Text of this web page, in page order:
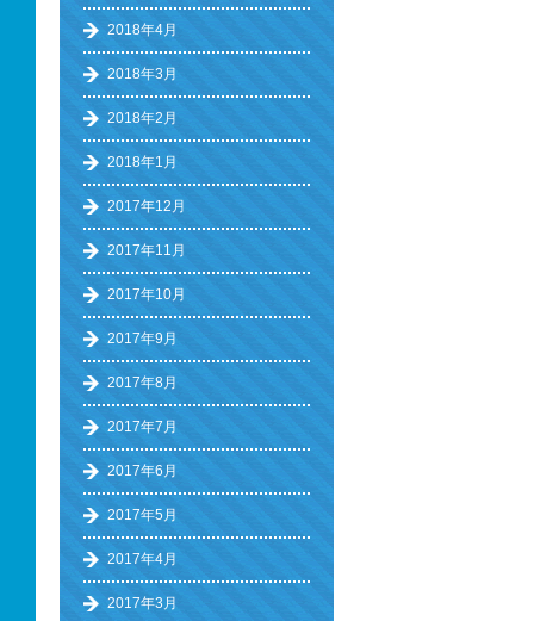
2018年4月
2018年3月
2018年2月
2018年1月
2017年12月
2017年11月
2017年10月
2017年9月
2017年8月
2017年7月
2017年6月
2017年5月
2017年4月
2017年3月